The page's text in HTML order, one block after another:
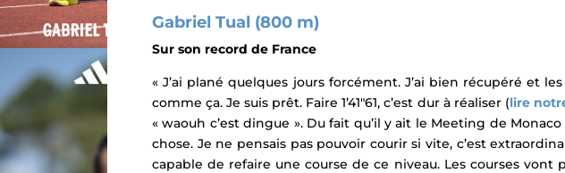
Gabriel Tual (800 m)
Sur son record de France
« J’ai plané quelques jours forcément. J’ai bien récupéré et
comme ça. Je suis prêt. Faire 1’41″61, c’est dur à réaliser (lire
« waouh c’est dingue ». Du fait qu’il y ait le Meeting de
chose. Je ne pensais pas pouvoir courir si vite, c’est
capable de refaire une course de ce niveau. Les courses